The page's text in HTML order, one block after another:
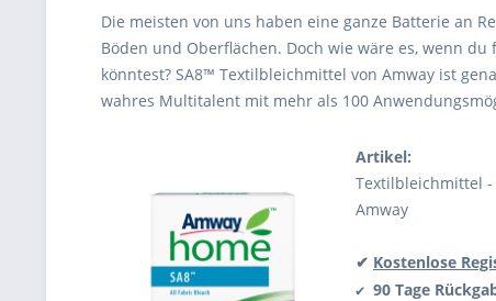
Die meisten von uns haben eine ganze Batterie an
Böden und Oberflächen. Doch wie wäre es, wenn
könntest? SA8™ Textilbleichmittel von Amway ist
wahres Multitalent mit mehr als 100
Artikel:
Textilbleichmittel -
Amway
✔ Kostenlose
✔ 90 Tage